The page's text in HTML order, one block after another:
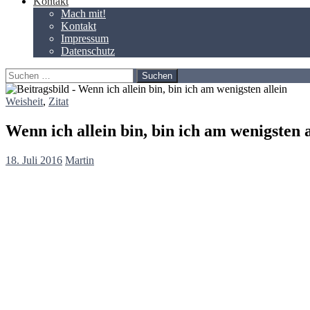
Mach mit!
Kontakt
Impressum
Datenschutz
Suchen
nach:
Weisheit, Zitat
Wenn ich allein bin, bin ich am
18. Juli 2016 Martin